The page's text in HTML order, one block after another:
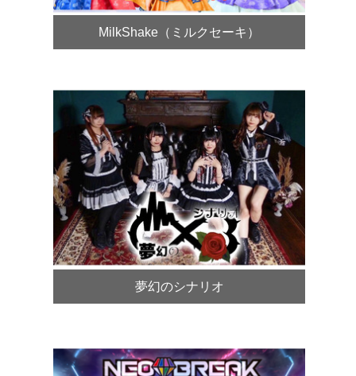
MilkShake（ミルクセーキ）
夢幻のシナリオ